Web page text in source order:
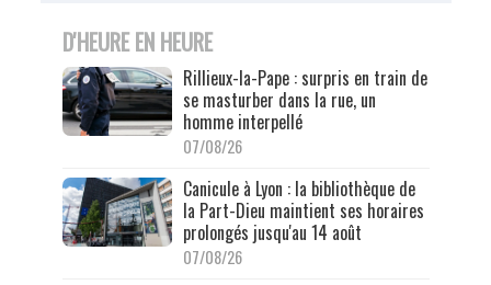
D'HEURE EN HEURE
Rillieux-la-Pape : surpris en train de
se masturber dans la rue, un
homme interpellé
07/08/26
Canicule à Lyon : la bibliothèque de
la Part-Dieu maintient ses horaires
prolongés jusqu'au 14 août
07/08/26